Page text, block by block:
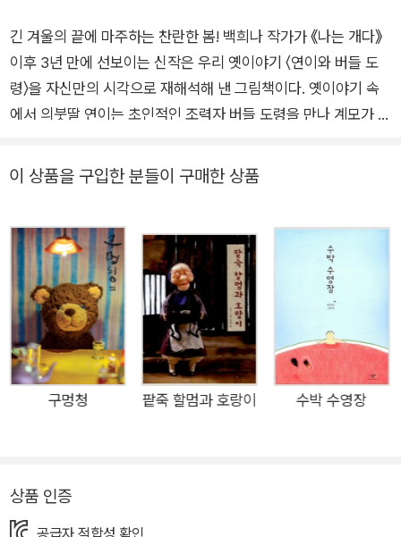
2024 제22회 예스24 올해의 책 — 『알사탕 제조법』 2023 이
탈리아 프레미오 안데르센상 ‘올해의 책’ — 『알사탕』 2023 제3
회 용아문화대상 수상 2022 보스턴 글로브 혼북 명예상 수상 —
『달샤베트』 2020년 아스트리드 린그드렌 추모상 2018 제11회
문학상 수상 — 『장수탕 선녀님』 2012 제53회 한국출판문화상
긴 겨울의 끝에 마주하는 찬란한 봄! 백희나 작가가 《나는 개다》
이후 3년 만에 선보이는 신작은 우리 옛이야기 〈연이와 버들 도
령〉을 자신만의 시각으로 재해석해 낸 그림책이다. 옛이야기 속
에서 의붓딸 연이는 초인적인 조력자 버들 도령을 만나 계모가 던
《연이와 버들 도령》은 등장인물의 관계 설정부터가 옛이야기와
서 갱년기에 접어든 친모일 수도, 새로운 세대를 통제하고 싶어
하는 기성세대일 수도, 그저 젊음을 시기하는 늙음일 수도 있게
되었다. 나이 든 여인의 지시에 더없이 순종적이고 수동적인 태도
를 보이던 연이가 달라지는 것은 버들 도령을 만나고서부터다. 버
들 도령을 만나고 싶어 몰래 집을 빠져나오는 것은 이전의 연이라
면 상상조차 할 수 없는 일이다. 연이와 버들 도령은 차림새만 다
를 뿐 동일 인물로 보인다. 실제로 둘은 같은 얼굴을 하고 있다.
들 도령이 온종일 춥고 배고팠을 연이를 위해 손수 따뜻한 밥상을
차려 내오는 온화한 소년인 점도 인상적이다. 버들잎을 흩뿌려 상
이 상품을 구입한 분들이 구매한 상품
구멍청 팥죽 할멈과 호랑이 수박 수영장
상품 인증
공급자 적합성 확인